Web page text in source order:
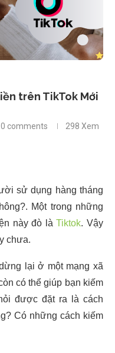
trên TikTok Mới
0 comments 298 Xem
sử dụng hàng tháng
Một trong những
này đò làTiktok. Vậy
chưa.
lại ở một mạng xã
có thể giúp bạn kiếm
được đặt ra là cách
Có những cách kiếm